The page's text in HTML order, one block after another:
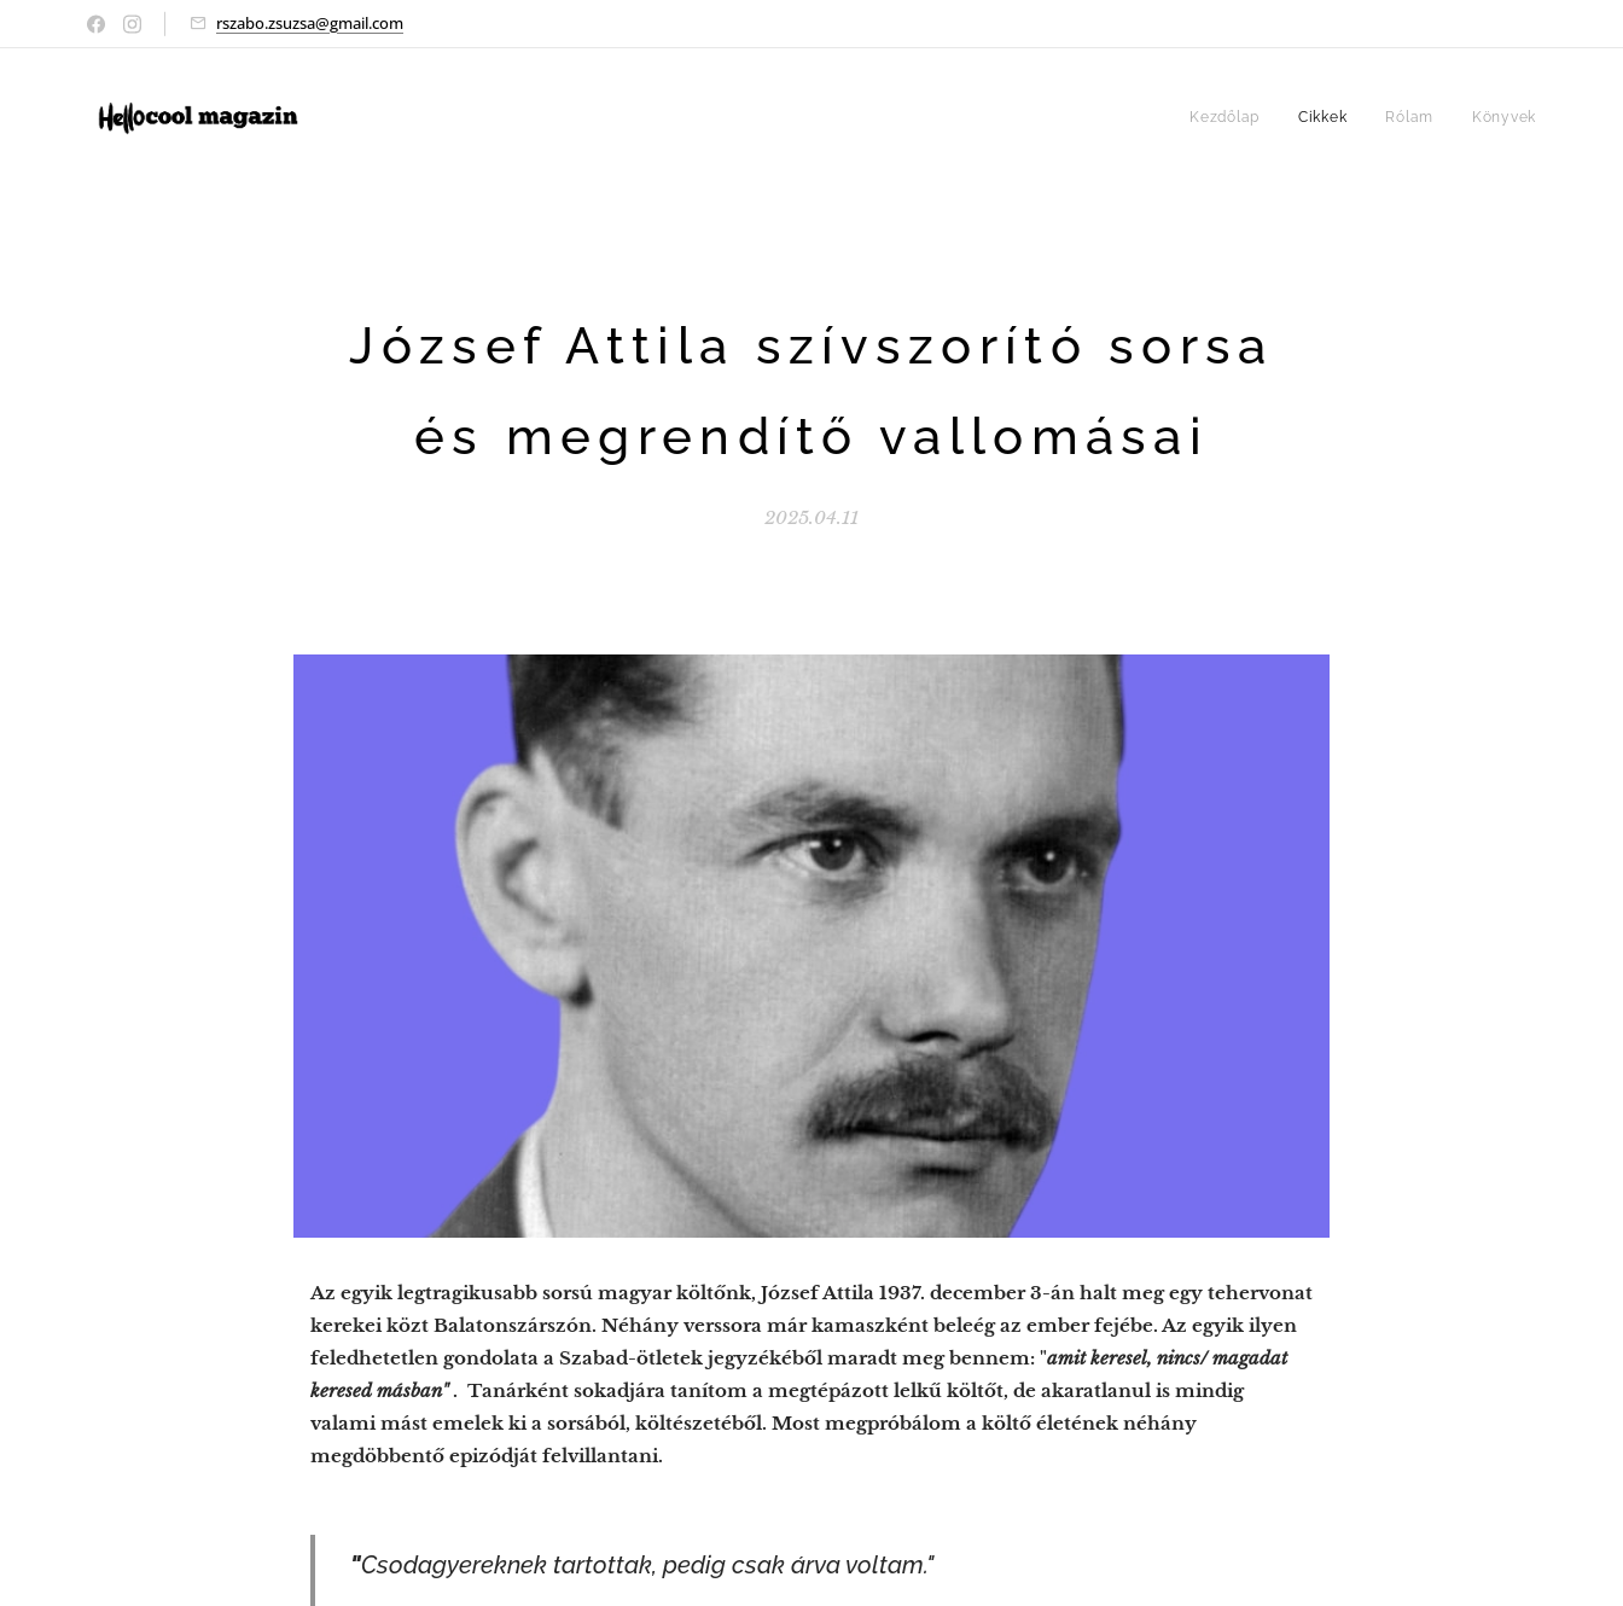
rszabo.zsuzsa@gmail.com
Kezdőlap Cikkek Rólam Könyvek
József Attila szívszorító sorsa
és megrendítő vallomásai
2025.04.11
Az egyik legtragikusabb sorsú magyar költőnk, József Attila 1937. december 3-án halt meg egy tehervonat
kerekei közt Balatonszárszón. Néhány verssora már kamaszként beleég az ember fejébe. Az egyik ilyen
feledhetetlen gondolata a Szabad-ötletek jegyzékéből maradt meg bennem: "amit keresel, nincs/magadat
keresed másban". Tanárként sokadjára tanítom a megtépázott lelkű költőt, de akaratlanul is mindig
valami mást emelek ki a sorsából, költészetéből. Most megpróbálom a költő életének néhány
megdöbbentő epizódját felvillantani.
"Csodagyereknek tartottak, pedig csak árva voltam."